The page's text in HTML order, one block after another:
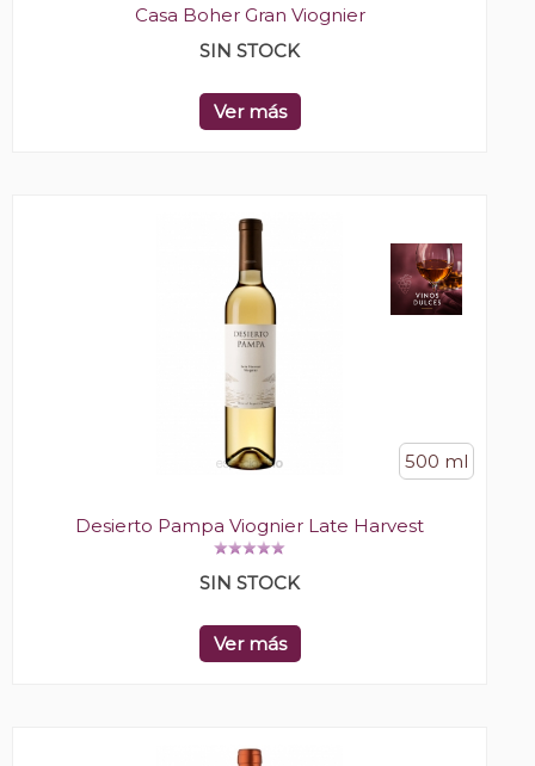
Casa Boher Gran Viognier
SIN STOCK
Ver más
500 ml
Desierto Pampa Viognier Late Harvest
SIN STOCK
Ver más